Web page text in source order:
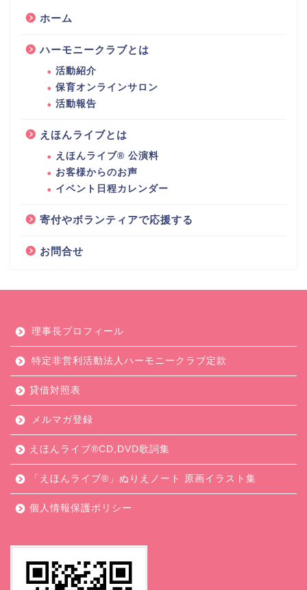
ホーム
ハーモニークラブとは
活動紹介
保育オンラインサロン
活動報告
えほんライブとは
えほんライブ® 公演料
お客様からのお声
イベント日程カレンダー
寄付やボランティアで応援する
お問合せ
理事長プロフィール
特定非営利活動法人ハーモニークラブ定款
貸借対照表
メルマガ登録
えほんライブ®CD,DVD歌詞集
「えほんライブ®」ぬりえノート 原画イラスト集
個人情報保護ポリシー